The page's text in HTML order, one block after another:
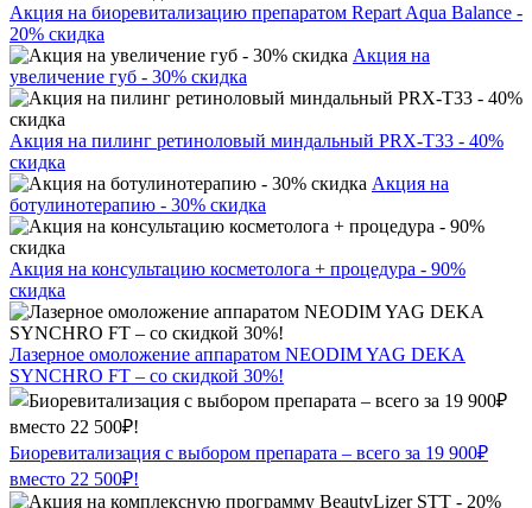
Акция на биоревитализацию препаратом Repart Aqua Balance -
20% скидка
Акция на
увеличение губ - 30% скидка
Акция на пилинг ретиноловый миндальный PRX-T33 - 40%
скидка
Акция на
ботулинотерапию - 30% скидка
Акция на консультацию косметолога + процедура - 90%
скидка
Лазерное омоложение аппаратом NEODIM YAG DEKA
SYNCHRO FT – со скидкой 30%!
Биоревитализация с выбором препарата – всего за 19 900₽
вместо 22 500₽!